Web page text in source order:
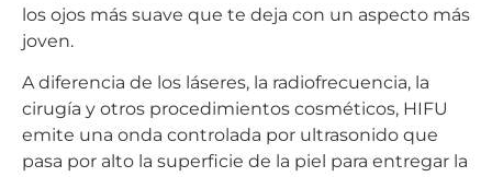
los ojos más suave que te deja con un aspecto más
joven.
A diferencia de los láseres, la radiofrecuencia, la
cirugía y otros procedimientos cosméticos, HIFU
emite una onda controlada por ultrasonido que
pasa por alto la superficie de la piel para entregar la